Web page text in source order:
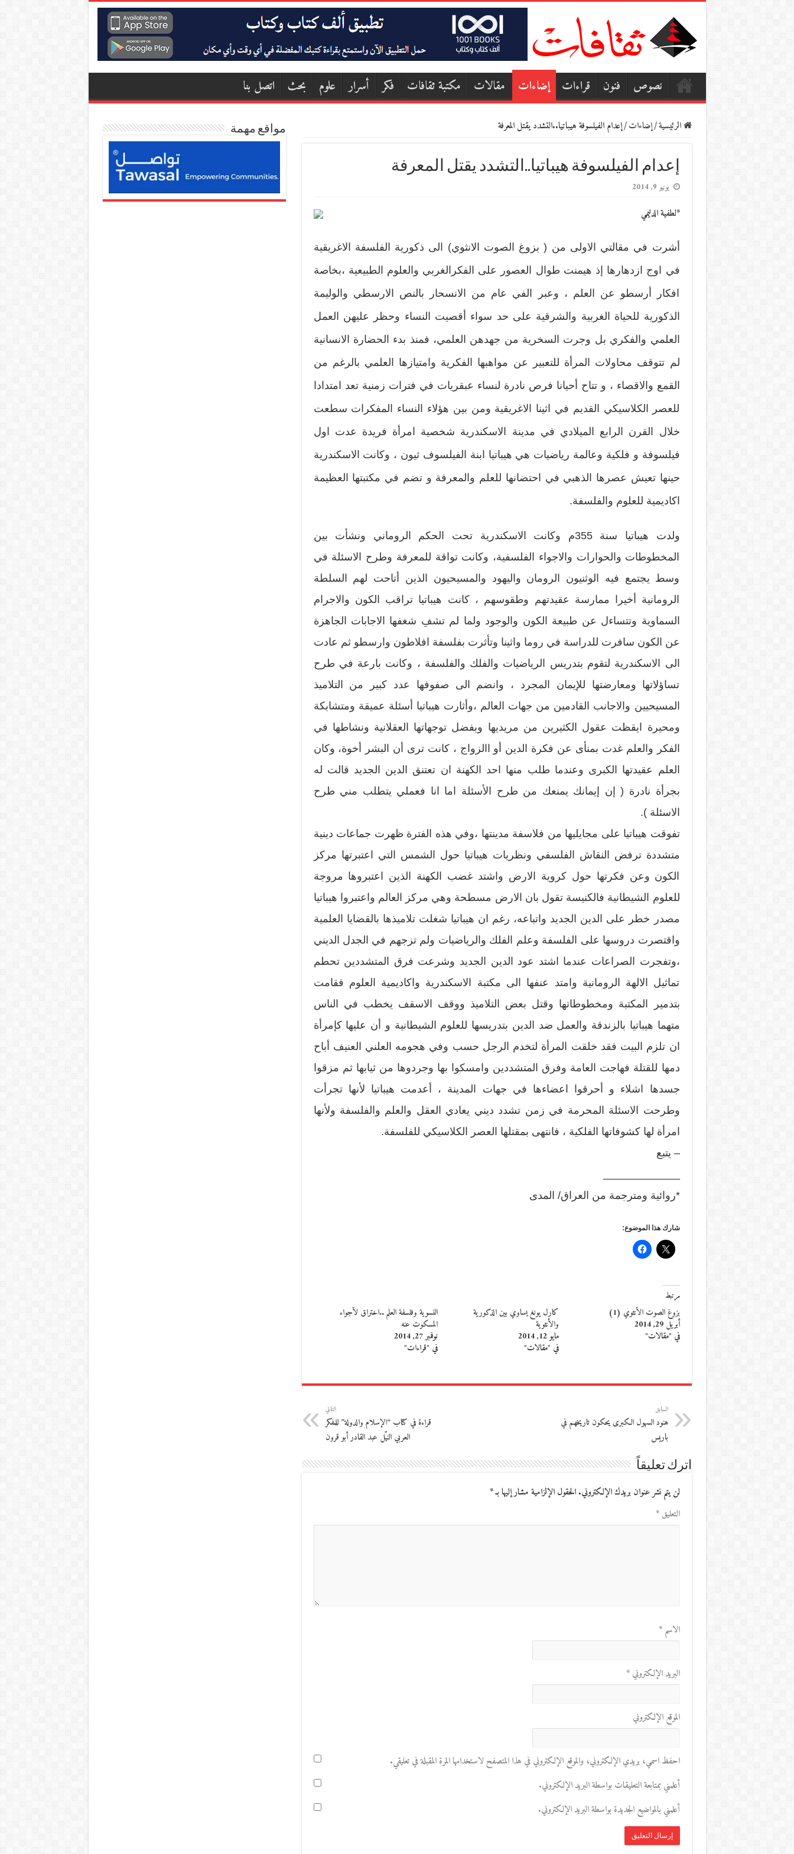
نصوص فنون قراءات إضاءات مقالات مكتبة ثقافات فكر أسرار علوم بحث اتصل بنا
الرئيسية/إضاءات/إعدام الفيلسوفة هيباتيا..التشدد يقتل المعرفة
إعدام الفيلسوفة هيباتيا..التشدد يقتل المعرفة
يونيو 9, 2014
*لطفية الدليمي
أشرت في مقالتي الاولى من ( بزوغ الصوت الانثوي) الى ذكورية الفلسفة الاغريقية
في اوج ازدهارها إذ هيمنت طوال العصور على الفكرالغربي والعلوم الطبيعية ،بخاصة
افكار أرسطو عن العلم ، وعبر الفي عام من الانسحار بالنص الارسطي والوليمة
الذكورية للحياة الغربية والشرقية على حد سواء أقصيت النساء وحظر عليهن العمل
العلمي والفكري بل وجرت السخرية من جهدهن العلمي، فمنذ بدء الحضارة الانسانية
لم تتوقف محاولات المرأة للتعبير عن مواهبها الفكرية وامتيازها العلمي بالرغم من
القمع والاقصاء ، و تتاح أحيانا فرص نادرة لنساء عبقريات في فترات زمنية تعد امتدادا
للعصر الكلاسيكي القديم في اثينا الاغريقية ومن بين هؤلاء النساء المفكرات سطعت
خلال القرن الرابع الميلادي في مدينة الاسكندرية شخصية امرأة فريدة عدت اول
فيلسوفة و فلكية وعالمة رياضيات هي هيباتيا ابنة الفيلسوف ثيون ، وكانت الاسكندرية
حينها تعيش عصرها الذهبي في احتضانها للعلم والمعرفة و تضم في مكتبتها العظيمة
اكاديمية للعلوم والفلسفة.
ولدت هيباتيا سنة 355م وكانت الاسكندرية تحت الحكم الروماني ونشأت بين
المخطوطات والحوارات والاجواء الفلسفية، وكانت تواقة للمعرفة وطرح الاسئلة في
وسط يجتمع فيه الوثنيون الرومان واليهود والمسيحيون الذين أتاحت لهم السلطة
الرومانية أخيرا ممارسة عقيدتهم وطقوسهم ، كانت هيباتيا تراقب الكون والاجرام
السماوية وتتساءل عن طبيعة الكون والوجود ولما لم تشفِ شغفها الاجابات الجاهزة
عن الكون سافرت للدراسة في روما واثينا وتأثرت بفلسفة افلاطون وارسطو ثم عادت
الى الاسكندرية لتقوم بتدريس الرياضيات والفلك والفلسفة ، وكانت بارعة في طرح
تساؤلاتها ومعارضتها للإيمان المجرد ، وانضم الى صفوفها عدد كبير من التلاميذ
المسيحيين والاجانب القادمين من جهات العالم ،وأثارت هيباتيا أسئلة عميقة ومتشابكة
ومحيرة ايقظت عقول الكثيرين من مريديها وبفضل توجهاتها العقلانية ونشاطها في
الفكر والعلم غدت بمنأى عن فكرة الدين أو االزواج ، كانت ترى أن البشر أخوة، وكان
العلم عقيدتها الكبرى وعندما طلب منها احد الكهنة ان تعتنق الدين الجديد قالت له
بجرأة نادرة ( إن إيمانك يمنعك من طرح الأسئلة اما انا فعملي يتطلب مني طرح
الاسئلة ).
تفوقت هيباتيا على مجايليها من فلاسفة مدينتها ،وفي هذه الفترة ظهرت جماعات دينية
متشددة ترفض النقاش الفلسفي ونظريات هيباتيا حول الشمس التي اعتبرتها مركز
الكون وعن فكرتها حول كروية الارض واشتد غضب الكهنة الذين اعتبروها مروجة
للعلوم الشيطانية فالكنيسة تقول بان الارض مسطحة وهي مركز العالم واعتبروا هيباتيا
مصدر خطر على الدين الجديد واتباعه، رغم ان هيباتيا شغلت تلاميذها بالقضايا العلمية
واقتصرت دروسها على الفلسفة وعلم الفلك والرياضيات ولم تزجهم في الجدل الديني
،وتفجرت الصراعات عندما اشتد عود الدين الجديد وشرعت فرق المتشددين تحطم
تماثيل الالهة الرومانية وامتد عنفها الى مكتبة الاسكندرية واكاديمية العلوم فقامت
بتدمير المكتبة ومخطوطاتها وقتل بعض التلاميذ ووقف الاسقف يخطب في الناس
متهما هيباتيا بالزندقة والعمل ضد الدين بتدريسها للعلوم الشيطانية و أن عليها كإمرأة
ان تلزم البيت فقد خلقت المرأة لتخدم الرجل حسب وفي هجومه العلني العنيف أباح
دمها للقتلة فهاجت العامة وفرق المتشددين وامسكوا بها وجردوها من ثيابها ثم مزقوا
جسدها اشلاء و أحرقوا اعضاءها في جهات المدينة ، أعدمت هيباتيا لأنها تجرأت
وطرحت الاسئلة المحرمة في زمن تشدد ديني يعادي العقل والعلم والفلسفة ولأنها
امرأة لها كشوفاتها الفلكية ، فانتهى بمقتلها العصر الكلاسيكي للفلسفة.
– يتبع
*روائية ومترجمة من العراق/ المدى
شارك هذا الموضوع:
مرتبط
بزوغ الصوت الأنثوي (1)
أبريل 29, 2014
في "مقالات"
كارل يونغ يساوي بين الذكورية
والأنثوية
مايو 12, 2014
في "مقالات"
النسوية وفلسفة العلم ..اختراق لأجواء
المسكوت عنه
نوفمبر 27, 2014
في "قراءات"
السابق
هنود السهول الكبرى يحكون تاريخهم في
باريس
التالي
قراءة في كتاب “الإسلام والدولة” للمفكر
العربي النيّل عبد القادر أبو قرون
اترك تعليقاً
لن يتم نشر عنوان بريدك الإلكتروني. الحقول الإلزامية مشار إليها بـ*
التعليق*
الاسم*
البريد الإلكتروني*
الموقع الإلكتروني
احفظ اسمي، بريدي الإلكتروني، والموقع الإلكتروني في هذا المتصفح لاستخدامها المرة المقبلة في تعليقي.
أعلمني بمتابعة التعليقات بواسطة البريد الإلكتروني.
أعلمني بالمواضيع الجديدة بواسطة البريد الإلكتروني.
مواقع مهمة